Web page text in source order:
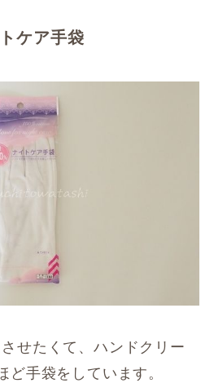
ケア手袋
せたくて、ハンドクリー
ど手袋をしています。